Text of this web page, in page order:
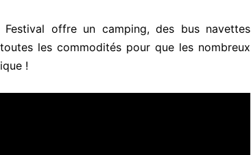
offre un camping, des bus navettes
les commodités pour que les nombreux
!